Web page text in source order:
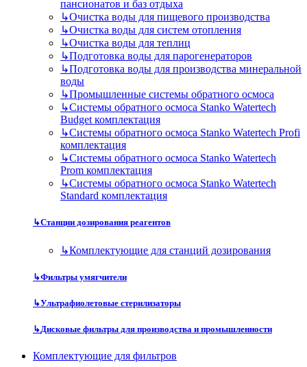
пансионатов и баз отдыха
↳Очистка воды для пищевого производства
↳Очистка воды для систем отопления
↳Очистка воды для теплиц
↳Подготовка воды для парогенераторов
↳Подготовка воды для производства минеральной
воды
↳Промышленные системы обратного осмоса
↳Системы обратного осмоса Stanko Watertech
Budget комплектация
↳Системы обратного осмоса Stanko Watertech Profi
комплектация
↳Системы обратного осмоса Stanko Watertech
Prom комплектация
↳Системы обратного осмоса Stanko Watertech
Standard комплектация
↳Станции дозирования реагентов
↳Комплектующие для станций дозирования
↳Фильтры умягчители
↳Ультрафиолетовые стерилизаторы
↳Дисковые фильтры для производства и промышленности
Комплектующие для фильтров